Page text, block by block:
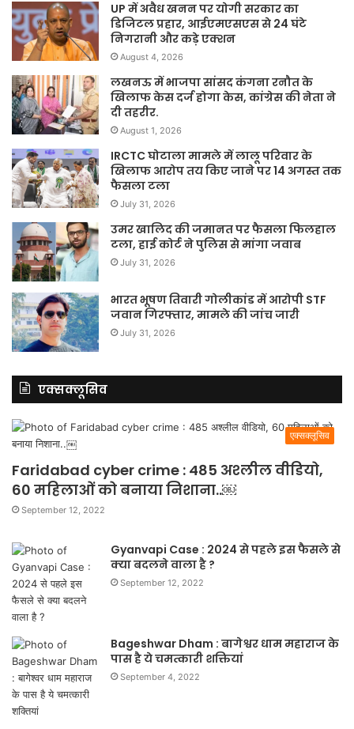
UP में अवैध खनन पर योगी सरकार का
डिजिटल प्रहार, आईएमएसएस से 24 घंटे
निगरानी और कड़े एक्शन
August 4, 2026
लखनऊ में भाजपा सांसद कंगना रनौत के
खिलाफ केस दर्ज होगा केस, कांग्रेस की नेता ने
दी तहरीर.
August 1, 2026
IRCTC घोटाला मामले में लालू परिवार के
खिलाफ आरोप तय किए जाने पर 14 अगस्त तक
फैसला टला
July 31, 2026
उमर खालिद की जमानत पर फैसला फिलहाल
टला, हाई कोर्ट ने पुलिस से मांगा जवाब
July 31, 2026
भारत भूषण तिवारी गोलीकांड में आरोपी STF
जवान गिरफ्तार, मामले की जांच जारी
July 31, 2026
एक्सक्लूसिव
एक्सक्लूसिव
Faridabad cyber crime : 485 अश्लील वीडियो,
60 महिलाओं को बनाया निशाना..￼
September 12, 2022
Gyanvapi Case : 2024 से पहले इस फैसले से
क्या बदलने वाला है ?
September 12, 2022
Bageshwar Dham : बागेश्वर धाम महाराज के
पास है ये चमत्कारी शक्तियां
September 4, 2022